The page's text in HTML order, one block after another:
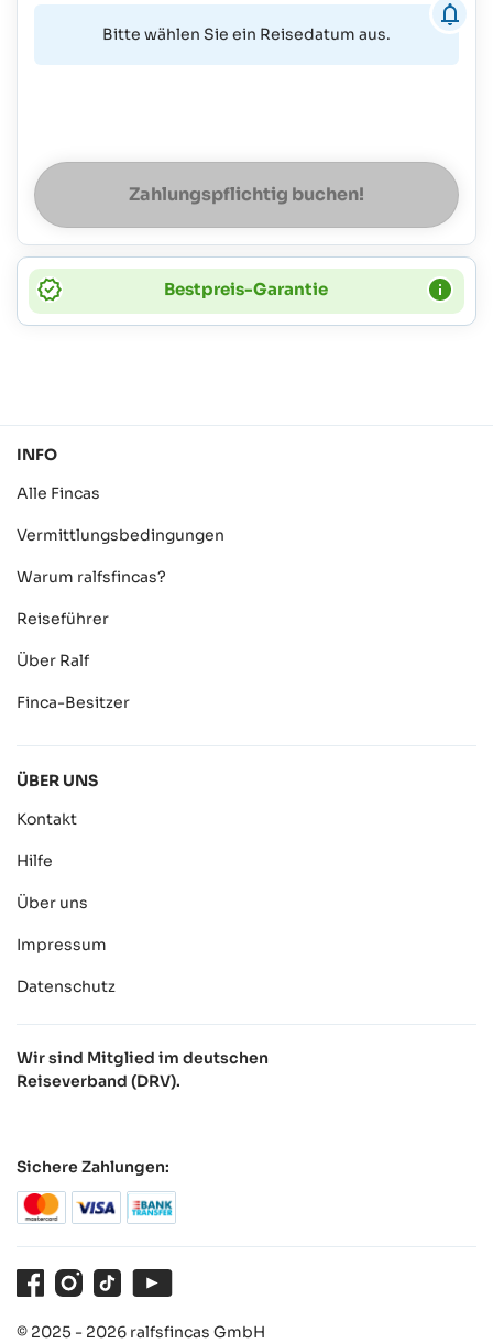
Bitte wählen Sie ein Reisedatum aus.
Zahlungspflichtig buchen!
Bestpreis-Garantie
INFO
Alle Fincas
Vermittlungsbedingungen
Warum ralfsfincas?
Reiseführer
Über Ralf
Finca-Besitzer
ÜBER UNS
Kontakt
Hilfe
Über uns
Impressum
Datenschutz
Wir sind Mitglied im deutschen
Reiseverband (DRV).
Sichere Zahlungen:
FacebookInstagram
TikTok
© 2025 - 2026 ralfsfincas GmbH